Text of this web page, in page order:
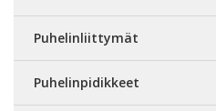
Puhelinliittymät
Puhelinpidikkeet